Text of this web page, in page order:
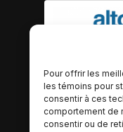
Pour offrir les
les témoins pour
consentir à ces
comportement de
consentir ou de